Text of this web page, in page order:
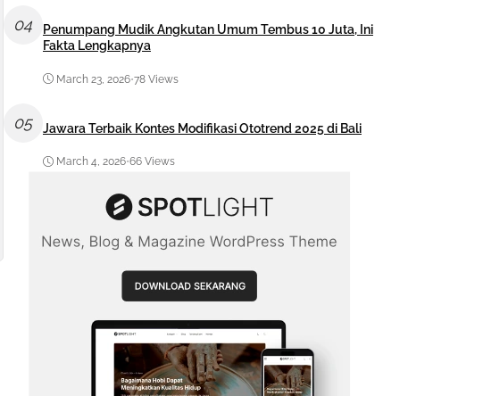
04
Penumpang Mudik Angkutan Umum Tembus 10 Juta, Ini
Fakta Lengkapnya
March 23, 2026•78 Views
05 Jawara Terbaik Kontes Modifikasi Ototrend 2025 di Bali
March 4, 2026•66 Views